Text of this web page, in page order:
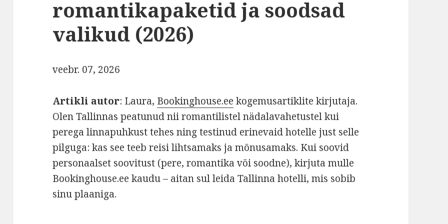
romantikapaketid ja soodsad
valikud (2026)
veebr. 07, 2026
Artikli autor: Laura, Bookinghouse.ee kogemusartiklite kirjutaja.
Olen Tallinnas peatunud nii romantilistel nädalavahetustel kui
perega linnapuhkust tehes ning testinud erinevaid hotelle just selle
pilguga: kas see teeb reisi lihtsamaks ja mõnusamaks. Kui soovid
personaalset soovitust (pere, romantika või soodne), kirjuta mulle
Bookinghouse.ee kaudu – aitan sul leida Tallinna hotelli, mis sobib
sinu plaaniga.